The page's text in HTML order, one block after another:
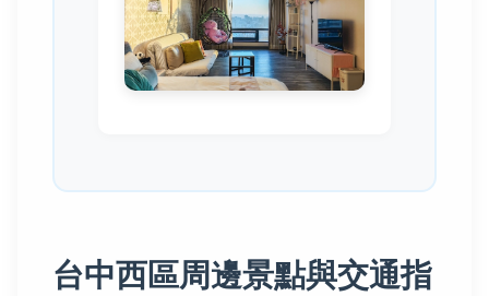
台中西區周邊景點與交通指